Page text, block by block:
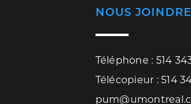
NOUS JOINDRE
Téléphone : 514
Télécopieur : 514